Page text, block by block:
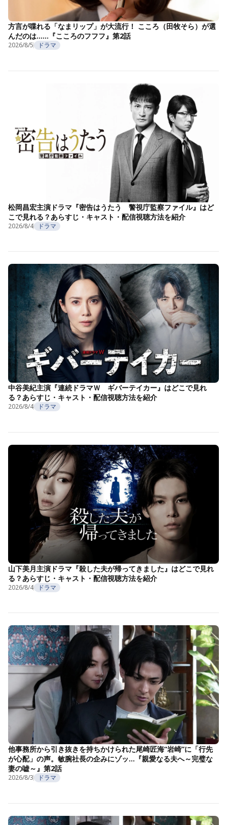
方言が喋れる「なまリップ」が大流行！ こころ（田牧そら）が選
んだのは……『こころのフフフ』第2話
2026/8/5 ドラマ
松岡昌宏主演ドラマ『密告はうたう 警視庁監察ファイル』はど
こで見れる？あらすじ・キャスト・配信視聴方法を紹介
2026/8/4 ドラマ
中谷美紀主演『連続ドラマＷ ギバーテイカー』はどこで見れ
る？あらすじ・キャスト・配信視聴方法を紹介
2026/8/4 ドラマ
山下美月主演ドラマ『殺した夫が帰ってきました』はどこで見れ
る？あらすじ・キャスト・配信視聴方法を紹介
2026/8/4 ドラマ
他事務所から引き抜きを持ちかけられた尾崎匠海“岩崎”に「行先
が心配」の声。敏腕社長の企みにゾッ…『親愛なる夫へ～完璧な
妻の嘘～』第2話
2026/8/3 ドラマ